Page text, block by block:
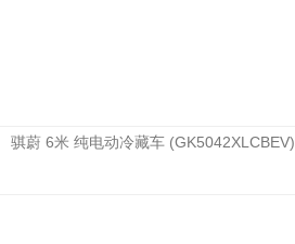
骐蔚 6米 纯电动冷藏车 (GK5042XLCBEV)